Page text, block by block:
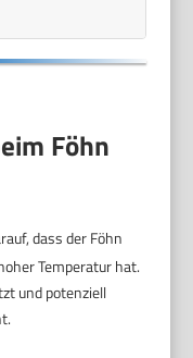
Föhn
dass der Föhn
Temperatur hat.
und potenziell